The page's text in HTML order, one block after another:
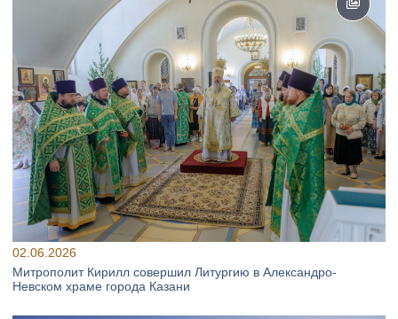
02.06.2026
Митрополит Кирилл совершил Литургию в Александро-
Невском храме города Казани